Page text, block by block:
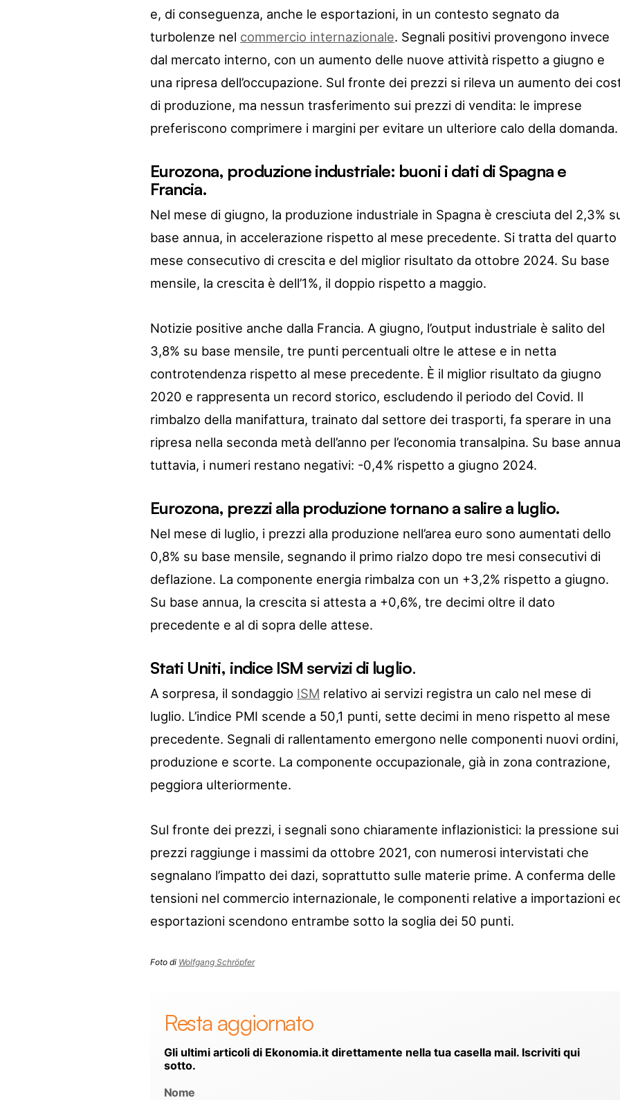
e, di conseguenza, anche le esportazioni, in un contesto segnato da
turbolenze nel commercio internazionale. Segnali positivi provengono invece
dal mercato interno, con un aumento delle nuove attività rispetto a giugno e
una ripresa dell’occupazione. Sul fronte dei prezzi si rileva un aumento dei
di produzione, ma nessun trasferimento sui prezzi di vendita: le imprese
preferiscono comprimere i margini per evitare un ulteriore calo della domanda.
Eurozona, produzione industriale: buoni i dati di Spagna e
Francia.
Nel mese di giugno, la produzione industriale in Spagna è cresciuta del 2,3%
base annua, in accelerazione rispetto al mese precedente. Si tratta del quarto
mese consecutivo di crescita e del miglior risultato da ottobre 2024. Su base
mensile, la crescita è dell’1%, il doppio rispetto a maggio.
Notizie positive anche dalla Francia. A giugno, l’output industriale è salito del
3,8% su base mensile, tre punti percentuali oltre le attese e in netta
controtendenza rispetto al mese precedente. È il miglior risultato da giugno
2020 e rappresenta un record storico, escludendo il periodo del Covid. Il
rimbalzo della manifattura, trainato dal settore dei trasporti, fa sperare in una
ripresa nella seconda metà dell’anno per l’economia transalpina. Su base
tuttavia, i numeri restano negativi: -0,4% rispetto a giugno 2024.
Eurozona, prezzi alla produzione tornano a salire a luglio.
Nel mese di luglio, i prezzi alla produzione nell’area euro sono aumentati dello
0,8% su base mensile, segnando il primo rialzo dopo tre mesi consecutivi di
deflazione. La componente energia rimbalza con un +3,2% rispetto a giugno.
Su base annua, la crescita si attesta a +0,6%, tre decimi oltre il dato
precedente e al di sopra delle attese.
Stati Uniti, indice ISM servizi di luglio.
A sorpresa, il sondaggio ISM relativo ai servizi registra un calo nel mese di
luglio. L’indice PMI scende a 50,1 punti, sette decimi in meno rispetto al mese
precedente. Segnali di rallentamento emergono nelle componenti nuovi ordini,
produzione e scorte. La componente occupazionale, già in zona contrazione,
peggiora ulteriormente.
Sul fronte dei prezzi, i segnali sono chiaramente inflazionistici: la pressione sui
prezzi raggiunge i massimi da ottobre 2021, con numerosi intervistati che
segnalano l’impatto dei dazi, soprattutto sulle materie prime. A conferma delle
tensioni nel commercio internazionale, le componenti relative a importazioni
esportazioni scendono entrambe sotto la soglia dei 50 punti.
Foto di Wolfgang Schröpfer
Resta aggiornato
Gli ultimi articoli di Ekonomia.it direttamente nella tua casella mail. Iscriviti qui
sotto.
Nome